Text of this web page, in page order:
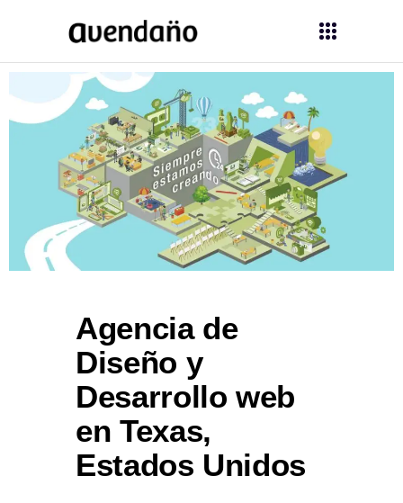
Agencia de
Diseño y
Desarrollo web
en Texas,
Estados Unidos